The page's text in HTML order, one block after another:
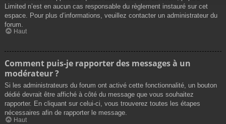
Limited n’est en aucun cas responsable du règlement instauré sur cet
espace. Pour plus d’informations, veuillez contacter un administrateur du
forum.
Haut
Comment puis-je rapporter des messages à un
modérateur ?
Si les administrateurs du forum ont activé cette fonctionnalité, un bouton
dédié devrait être affiché à côté du message que vous souhaitez
rapporter. En cliquant sur celui-ci, vous trouverez toutes les étapes
nécessaires afin de rapporter le message.
Haut